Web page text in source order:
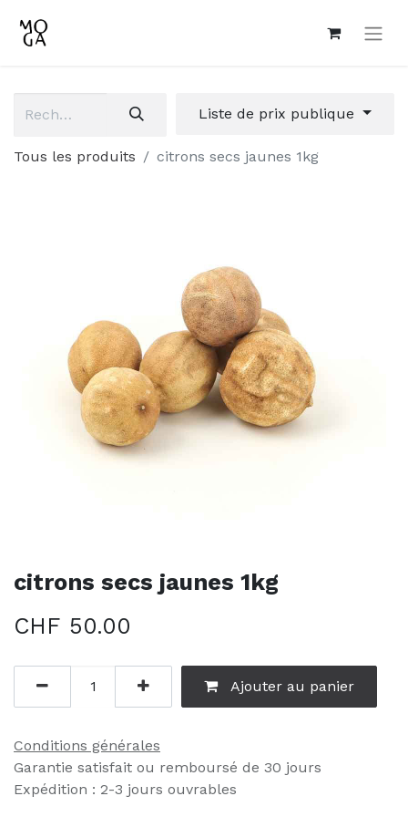
Liste de prix publique
Tous les produits citrons secs jaunes 1kg
citrons secs jaunes 1kg
CHF 50.00
Ajouter au panier
Conditions générales
Garantie satisfait ou remboursé de 30 jours
Expédition : 2-3 jours ouvrables